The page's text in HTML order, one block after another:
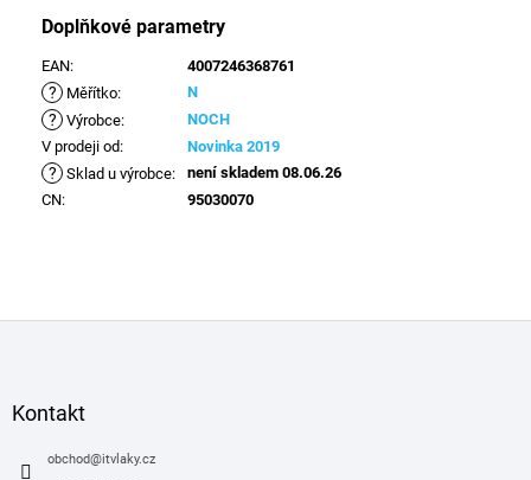
Doplňkové parametry
EAN: 4007246368761
? Měřítko: N
? Výrobce:
NOCH
V prodeji od: Novinka 2019
? Sklad u výrobce:
není skladem 08.06.26
CN: 95030070
Kontakt
obchod@itvlaky.cz